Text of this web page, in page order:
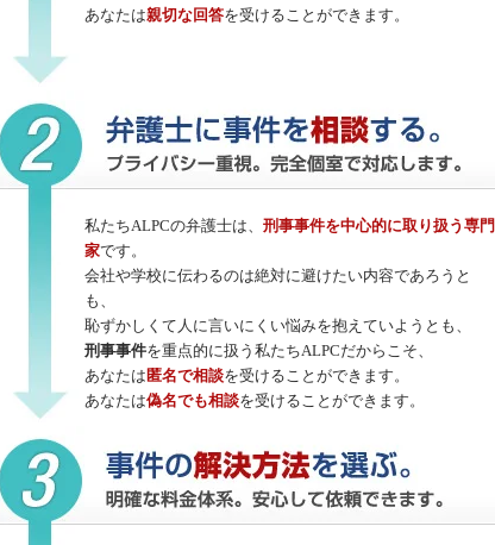
あなたは親切な回答を受けることができます。
私たちALPCの弁護士は、 刑事事件を中心的に取り扱う専門
家です。
会社や学校に伝わるのは絶対に避けたい内容であろうと
も、
恥ずかしくて人に言いにくい悩みを抱えていようとも、
刑事事件を重点的に扱う私たちALPCだからこそ、
あなたは匿名で相談を受けることができます。
あなたは偽名でも相談を受けることができます。